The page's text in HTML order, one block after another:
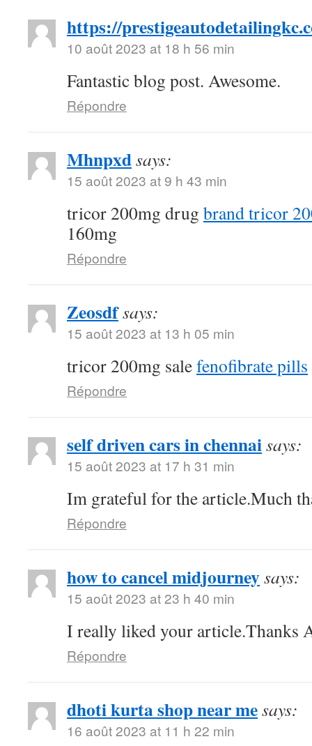
https://
10 août 2023 at 18 h 56 min
Fantastic blog post. Awesome.
Répondre
Mhnpxdsays:
15 août 2023 at 9 h 43 min
tricor 200mg drug brand tricor
160mg
Répondre
Zeosdfsays:
15 août 2023 at 13 h 05 min
tricor 200mg salefenofibrate pills
Répondre
self driven cars in chennaisays:
15 août 2023 at 17 h 31 min
Im grateful for the article.Much
Répondre
how to cancel midjourneysays:
15 août 2023 at 23 h 40 min
I really liked your article.Thanks
Répondre
dhoti kurta shop near mesays:
16 août 2023 at 11 h 22 min